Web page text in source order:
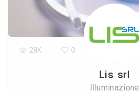
Lis srl
Illuminazione
28K 0